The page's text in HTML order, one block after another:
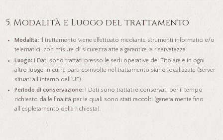
5. Modalità e Luogo del trattamento
Modalità: Il trattamento viene effettuato mediante strumenti informatici e/o
telematici, con misure di sicurezza atte a garantire la riservatezza.
Luogo: I Dati sono trattati presso le sedi operative del Titolare e in ogni
altro luogo in cui le parti coinvolte nel trattamento siano localizzate (Server
situati all’interno dell’UE).
Periodo di conservazione: I Dati sono trattati e conservati per il tempo
richiesto dalle finalità per le quali sono stati raccolti (generalmente fino
all’espletamento della richiesta).